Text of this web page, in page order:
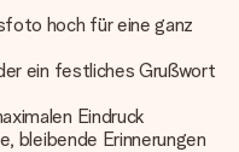
hoch für eine ganz
ein festliches Grußwort
Eindruck
bleibende Erinnerungen